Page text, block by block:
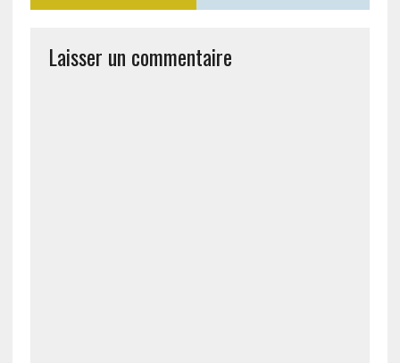
Laisser un commentaire